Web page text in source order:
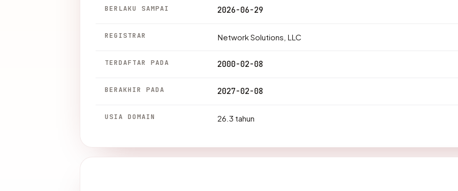
BERLAKU SAMPAI 2026-06-29
REGISTRAR Network Solutions, LLC
TERDAFTAR PADA 2000-02-08
BERAKHIR PADA 2027-02-08
USIA DOMAIN 26.3 tahun